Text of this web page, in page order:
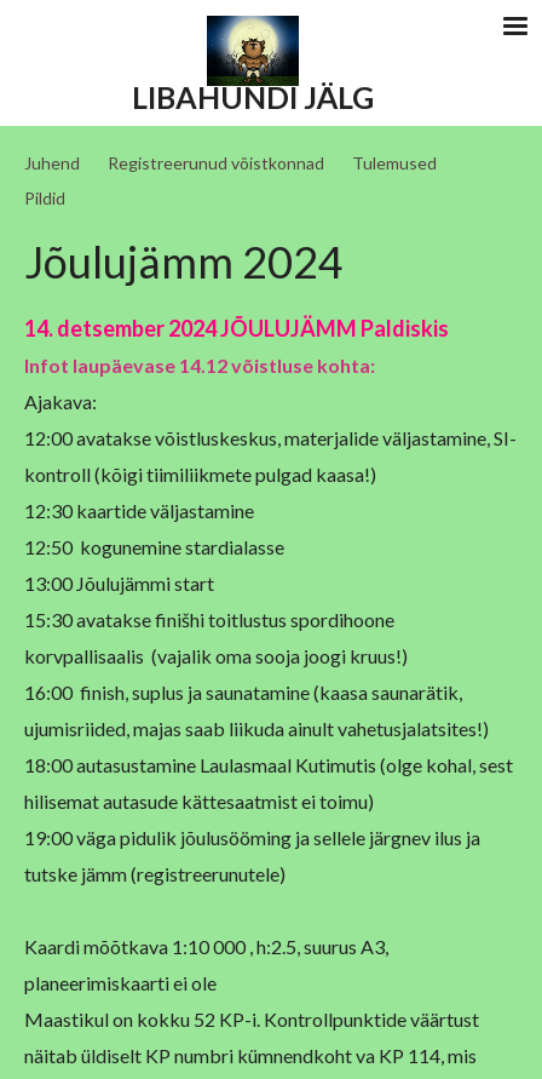
LIBAHUNDI JÄLG
Juhend Registreerunud võistkonnad
Tulemused
Pildid
Jõulujämm 2024
14. detsember 2024 JÕULUJÄMM Paldiskis
Infot laupäevase 14.12 võistluse kohta:
Ajakava:
12:00 avatakse võistluskeskus, materjalide väljastamine, SI-
kontroll (kõigi tiimiliikmete pulgad kaasa!)
12:30 kaartide väljastamine
12:50 kogunemine stardialasse
13:00 Jõulujämmi start
15:30 avatakse finišhi toitlustus spordihoone
korvpallisaalis (vajalik oma sooja joogi kruus!)
16:00 finish, suplus ja saunatamine (kaasa saunarätik,
ujumisriided, majas saab liikuda ainult vahetusjalatsites!)
18:00 autasustamine Laulasmaal Kutimutis (olge kohal, sest
hilisemat autasude kättesaatmist ei toimu)
19:00 väga pidulik jõulusööming ja sellele järgnev ilus ja
tutske jämm (registreerunutele)
Kaardi mõõtkava 1:10 000 , h:2.5, suurus A3,
planeerimiskaarti ei ole
Maastikul on kokku 52 KP-i. Kontrollpunktide väärtust
näitab üldiselt KP numbri kümnendkoht va KP 114, mis